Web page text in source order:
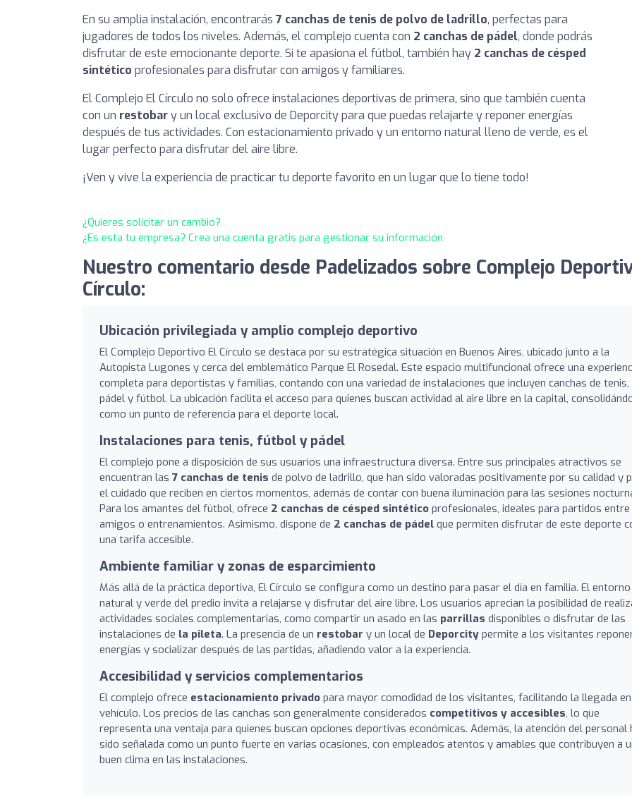
En su amplia instalación, encontrarás 7 canchas de tenis de polvo de ladrillo, perfectas para
jugadores de todos los niveles. Además, el complejo cuenta con 2 canchas de pádel, donde podrás
disfrutar de este emocionante deporte. Si te apasiona el fútbol, también hay 2 canchas de césped
sintético profesionales para disfrutar con amigos y familiares.
El Complejo El Círculo no solo ofrece instalaciones deportivas de primera, sino que también cuenta
con un restobary un local exclusivo de Deporcity para que puedas relajarte y reponer energías
después de tus actividades. Con estacionamiento privado y un entorno natural lleno de verde, es el
lugar perfecto para disfrutar del aire libre.
¡Ven y vive la experiencia de practicar tu deporte favorito en un lugar que lo tiene todo!
¿Quieres solicitar un cambio?
¿Es esta tu empresa? Crea una cuenta gratis para gestionar su información
Nuestro comentario desde Padelizados sobre Complejo
Círculo:
Ubicación privilegiada y amplio complejo deportivo
El Complejo Deportivo El Círculo se destaca por su estratégica situación en Buenos Aires, ubicado junto a la
Autopista Lugones y cerca del emblemático Parque El Rosedal. Este espacio multifuncional ofrece una
completa para deportistas y familias, contando con una variedad de instalaciones que incluyen canchas de tenis,
pádel y fútbol. La ubicación facilita el acceso para quienes buscan actividad al aire libre en la capital,
como un punto de referencia para el deporte local.
Instalaciones para tenis, fútbol y pádel
El complejo pone a disposición de sus usuarios una infraestructura diversa. Entre sus principales atractivos se
encuentran las 7 canchas de tenis de polvo de ladrillo, que han sido valoradas positivamente por su calidad y
el cuidado que reciben en ciertos momentos, además de contar con buena iluminación para las sesiones
Para los amantes del fútbol, ofrece 2 canchas de césped sintético profesionales, ideales para partidos entre
amigos o entrenamientos. Asimismo, dispone de 2 canchas de pádel que permiten disfrutar de este deporte
una tarifa accesible.
Ambiente familiar y zonas de esparcimiento
Más allá de la práctica deportiva, El Círculo se configura como un destino para pasar el día en familia. El entorno
natural y verde del predio invita a relajarse y disfrutar del aire libre. Los usuarios aprecian la posibilidad de
actividades sociales complementarias, como compartir un asado en las parrillas disponibles o disfrutar de las
instalaciones de la pileta. La presencia de un restobar y un local de Deporcity permite a los visitantes
energías y socializar después de las partidas, añadiendo valor a la experiencia.
Accesibilidad y servicios complementarios
El complejo ofrece estacionamiento privado para mayor comodidad de los visitantes, facilitando la llegada en
vehículo. Los precios de las canchas son generalmente considerados competitivos y accesibles, lo que
representa una ventaja para quienes buscan opciones deportivas económicas. Además, la atención del personal
sido señalada como un punto fuerte en varias ocasiones, con empleados atentos y amables que contribuyen a
buen clima en las instalaciones.